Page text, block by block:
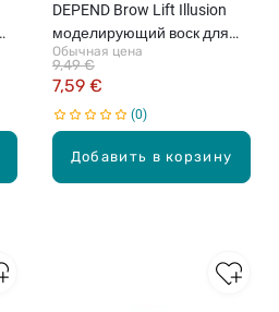
Добавить в корзину
DEPEND Brow Lift Illusion
моделирующий воск для
бровей, Medium Brown, 5г
Обычная цена
7,59 €
9,49 €
0